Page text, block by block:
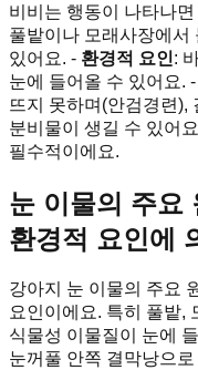
비비는 행동이 나타나
풀밭이나 모래사장에서
있어요. - 환경적 요인:
눈에 들어올 수 있어요. -
뜨지 못하며(안검경련),
분비물이 생길 수 있어
필수적이에요.
눈 이물의 주요
환경적 요인에
강아지 눈 이물의 주요
요인이에요. 특히 풀밭,
식물성 이물질이 눈에
눈꺼풀 안쪽 결막낭으